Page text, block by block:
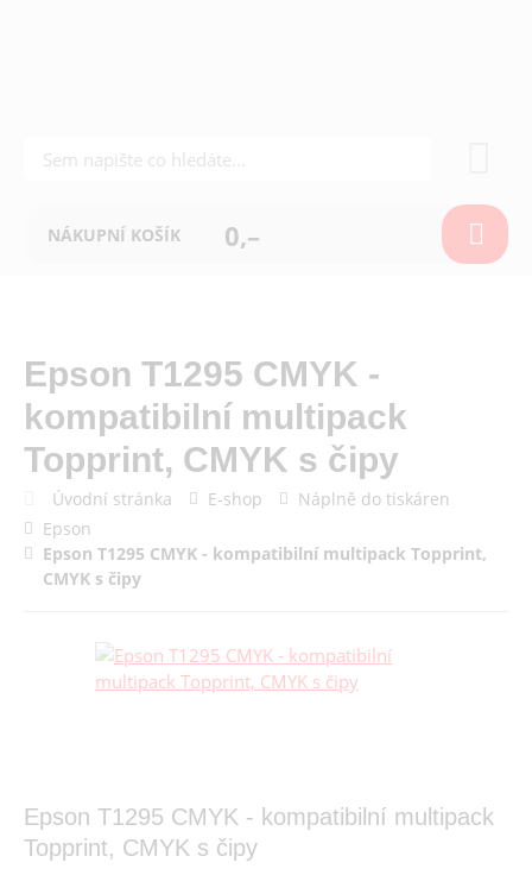
NÁKUPNÍ KOŠÍK 0,–
Epson T1295 CMYK -
kompatibilní multipack
Topprint, CMYK s čipy
Úvodní stránka E-shop
Náplně do tiskáren
Epson
Epson T1295 CMYK - kompatibilní multipack Topprint,
CMYK s čipy
Epson T1295 CMYK - kompatibilní multipack
Topprint, CMYK s čipy